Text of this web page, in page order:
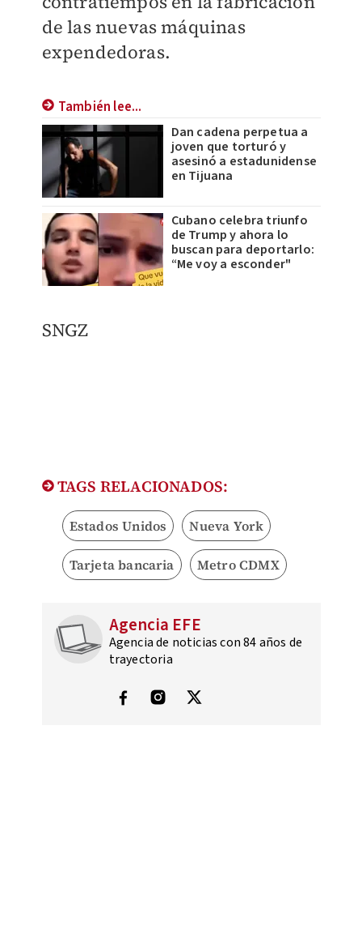
de las nuevas máquinas
expendedoras.
También lee...
Dan cadena perpetua a
joven que torturó y
asesinó a estadunidense
en Tijuana
Cubano celebra triunfo
de Trump y ahora lo
buscan para deportarlo:
“Me voy a esconder"
SNGZ
TAGS RELACIONADOS:
Estados Unidos Nueva York
Tarjeta bancaria Metro CDMX
Agencia EFE
Agencia de noticias con 84 años de
trayectoria